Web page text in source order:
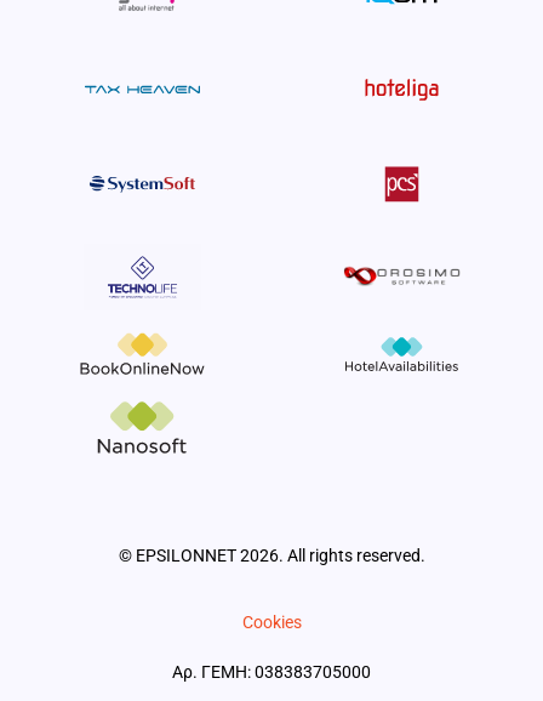
© EPSILONNET 2026. All rights reserved.
Cookies
Αρ. ΓΕΜΗ: 038383705000